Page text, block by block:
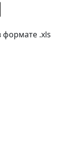
формате .xls